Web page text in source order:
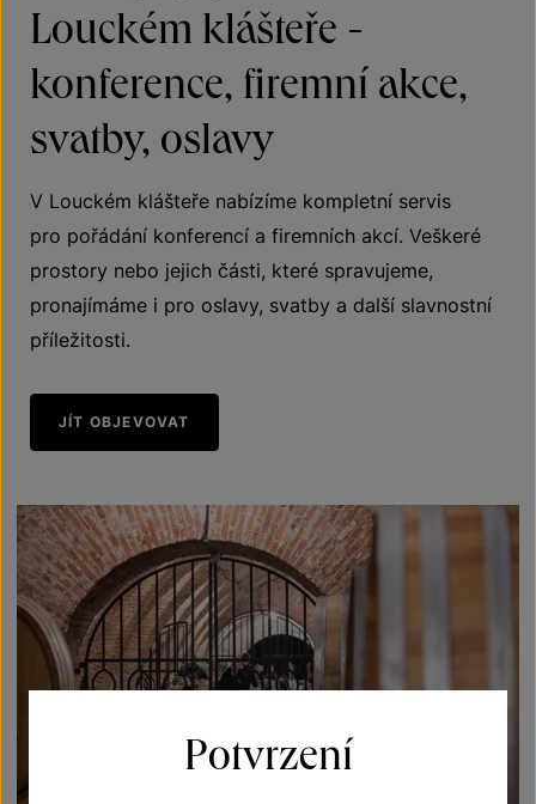
Louckém klášteře -
konference, firemní akce,
svatby, oslavy
V Louckém klášteře nabízíme kompletní servis
pro pořádání konferencí a firemních akcí. Veškeré
prostory nebo jejich části, které spravujeme,
pronajímáme i pro oslavy, svatby a další slavnostní
příležitosti.
JÍT OBJEVOVAT
Potvrzení